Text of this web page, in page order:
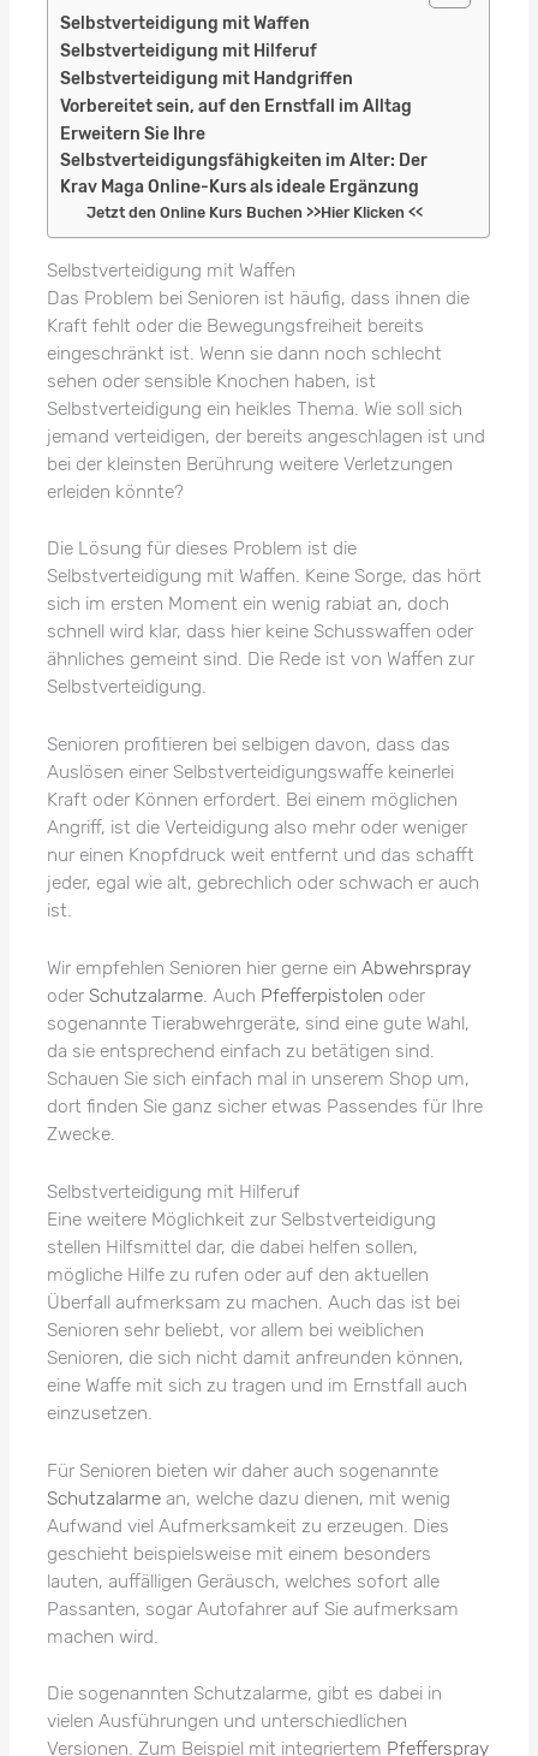
Selbstverteidigung mit Waffen
Selbstverteidigung mit Hilferuf
Selbstverteidigung mit Handgriffen
Vorbereitet sein, auf den Ernstfall im Alltag
Erweitern Sie Ihre
Selbstverteidigungsfähigkeiten im Alter: Der
Krav Maga Online-Kurs als ideale Ergänzung
Jetzt den Online Kurs Buchen >>Hier Klicken <<
Selbstverteidigung mit Waffen
Das Problem bei Senioren ist häufig, dass ihnen die
Kraft fehlt oder die Bewegungsfreiheit bereits
eingeschränkt ist. Wenn sie dann noch schlecht
sehen oder sensible Knochen haben, ist
Selbstverteidigung ein heikles Thema. Wie soll sich
jemand verteidigen, der bereits angeschlagen ist und
bei der kleinsten Berührung weitere Verletzungen
erleiden könnte?
Die Lösung für dieses Problem ist die
Selbstverteidigung mit Waffen. Keine Sorge, das hört
sich im ersten Moment ein wenig rabiat an, doch
schnell wird klar, dass hier keine Schusswaffen oder
ähnliches gemeint sind. Die Rede ist von Waffen zur
Selbstverteidigung.
Senioren profitieren bei selbigen davon, dass das
Auslösen einer Selbstverteidigungswaffe keinerlei
Kraft oder Können erfordert. Bei einem möglichen
Angriff, ist die Verteidigung also mehr oder weniger
nur einen Knopfdruck weit entfernt und das schafft
jeder, egal wie alt, gebrechlich oder schwach er auch
ist.
Wir empfehlen Senioren hier gerne einAbwehrspray
oderSchutzalarme. Auch Pfefferpistolen oder
sogenannte Tierabwehrgeräte, sind eine gute Wahl,
da sie entsprechend einfach zu betätigen sind.
Schauen Sie sich einfach mal in unserem Shop um,
dort finden Sie ganz sicher etwas Passendes für Ihre
Zwecke.
Selbstverteidigung mit Hilferuf
Eine weitere Möglichkeit zur Selbstverteidigung
stellen Hilfsmittel dar, die dabei helfen sollen,
mögliche Hilfe zu rufen oder auf den aktuellen
Überfall aufmerksam zu machen. Auch das ist bei
Senioren sehr beliebt, vor allem bei weiblichen
Senioren, die sich nicht damit anfreunden können,
eine Waffe mit sich zu tragen und im Ernstfall auch
einzusetzen.
Für Senioren bieten wir daher auch sogenannte
Schutzalarme an, welche dazu dienen, mit wenig
Aufwand viel Aufmerksamkeit zu erzeugen. Dies
geschieht beispielsweise mit einem besonders
lauten, auffälligen Geräusch, welches sofort alle
Passanten, sogar Autofahrer auf Sie aufmerksam
machen wird.
Die sogenannten Schutzalarme, gibt es dabei in
vielen Ausführungen und unterschiedlichen
Versionen. Zum Beispiel mit integriertem Pfefferspray